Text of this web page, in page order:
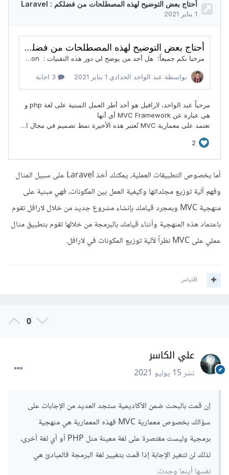
أما بخصوص التطبيقات العملية، يمكنك أخذ Laravel على سبيل المثال
وفهم آلية توزيع مجلداتها وكيفية العمل بين المكونات، فهي مبنية على
منهجية MVC وبمجرد قيامك بإنشاء مشروع جديد من خلال لارافل تقوم
باعتماد هذه المنهجية وأثناء قيامك بالبرمجة من خلالها تقوم بتطبيق مثال
عملي على MVC نظراً لآلية توزيع المكونات في لارافل.
اقتباس
0
علي الكاسر
نشر15 يوليو 2021
إن قمت بالبحث ضمن الأكاديمية ستجد العديد من الإجابات على
سؤالك بخصوص معمارية MVC فهذه المعمارية هي منهجية
برمجية وليست مقتصرة على لغة معينة مثل PHP أو أي لغة أخرى،
لذلك لن تتغير الإجابة إذا قمت بتغيير لغة البرمجة فالمبادئ هي
نفسها أينما وجدت.